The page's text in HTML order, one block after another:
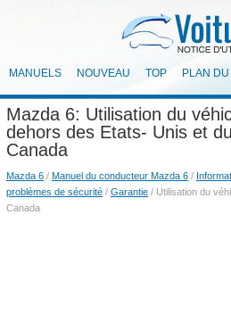
MANUELS NOUVEAU TOP PLAN
Mazda 6: Utilisation du
dehors des Etats- Unis et du
Canada
Mazda 6 / Manuel du conducteur Mazda 6 /
problèmes de sécurité / Garantie / Utilisation du
Canada